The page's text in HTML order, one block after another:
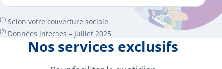
(1) Selon votre couverture sociale
(2) Données internes – Juillet 2025
Nos services exclusifs